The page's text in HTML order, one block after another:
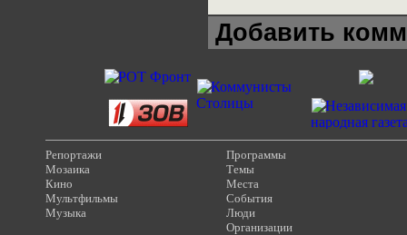
потерянной
революционности
Добавить
Репортажи
Мозаика
Кино
Мультфильмы
Музыка
Программы
Темы
Места
События
Люди
Организации